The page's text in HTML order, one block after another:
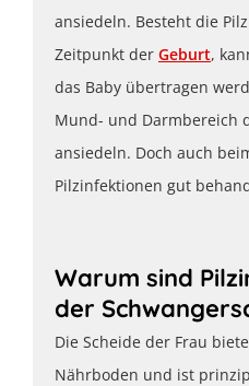
ansiedeln. Besteht die
Zeitpunkt der Geburt,
das Baby übertragen
Mund- und Darmbereich
ansiedeln. Doch auch
Pilzinfektionen gut
Warum sind
der
Die Scheide der Frau
Nährboden und ist